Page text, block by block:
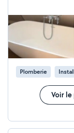
Plomberie
Voir